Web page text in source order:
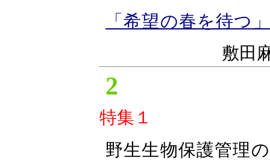
「希望の春を待つ
敷田
2
特集１
野生生物保護管理